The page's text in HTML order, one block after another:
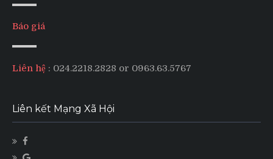
Báo giá
Liên hệ : 024.2218.2828 or 0963.63.5767
Liên kết Mạng Xã Hội